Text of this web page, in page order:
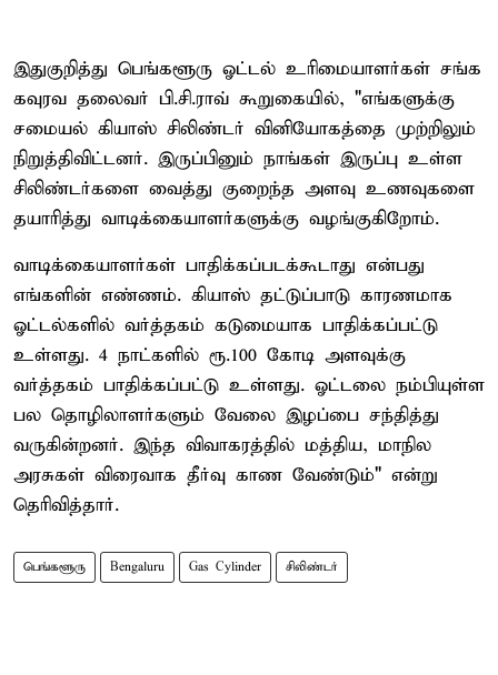
இதுகுறித்து பெங்களூரு ஓட்டல் உரிமையாளர்கள் சங்க
கவுரவ தலைவர் பி.சி.ராவ் கூறுகையில், "எங்களுக்கு
சமையல் கியாஸ் சிலிண்டர் வினியோகத்தை முற்றிலும்
நிறுத்திவிட்டனர். இருப்பினும் நாங்கள் இருப்பு உள்ள
சிலிண்டர்களை வைத்து குறைந்த அளவு உணவுகளை
தயாரித்து வாடிக்கையாளர்களுக்கு வழங்குகிறோம்.
வாடிக்கையாளர்கள் பாதிக்கப்படக்கூடாது என்பது
எங்களின் எண்ணம். கியாஸ் தட்டுப்பாடு காரணமாக
ஓட்டல்களில் வர்த்தகம் கடுமையாக பாதிக்கப்பட்டு
உள்ளது. 4 நாட்களில் ரூ.100 கோடி அளவுக்கு
வர்த்தகம் பாதிக்கப்பட்டு உள்ளது. ஓட்டலை நம்பியுள்ள
பல தொழிலாளர்களும் வேலை இழப்பை சந்தித்து
வருகின்றனர். இந்த விவாகரத்தில் மத்திய, மாநில
அரசுகள் விரைவாக தீர்வு காண வேண்டும்" என்று
தெரிவித்தார்.
பெங்களூரு Bengaluru Gas Cylinder சிலிண்டர்